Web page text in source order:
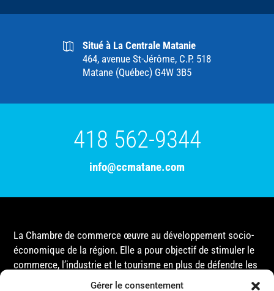
Gérer le consentement
Situé à La Centrale Matanie
464, avenue St-Jérôme, C.P. 518
Matane (Québec) G4W 3B5
418 562-9344
info@ccmatane.com
La Chambre de commerce œuvre au développement socio-
économique de la région. Elle a pour objectif de stimuler le
commerce, l’industrie et le tourisme en plus de défendre les
intérêts de ses membres et de l’ensemble de la